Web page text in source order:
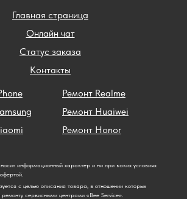
Главная страница
Контакты
Статус заказа
Ремонт Realme
Ремонт Huaiwei
Ремонт Honor
с целью описания товара, в отношении которых
ремонту сервисными центрами «Bee Service».
информационный характер и ни при каких условиях
Онлайн чат